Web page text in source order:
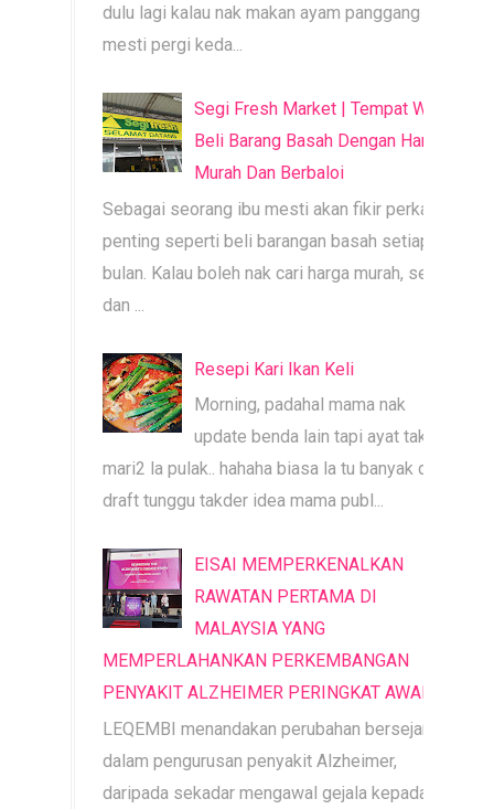
dulu lagi kalau nak makan ayam panggang
mesti pergi keda...
Segi Fresh Market | Tempat Wajib
Beli Barang Basah Dengan Harga
Murah Dan Berbaloi
Sebagai seorang ibu mesti akan fikir perkara
penting seperti beli barangan basah setiap
bulan. Kalau boleh nak cari harga murah, segar
dan ...
Resepi Kari Ikan Keli
Morning, padahal mama nak
update benda lain tapi ayat tak
mari2 la pulak.. hahaha biasa la tu banyak dah
draft tunggu takder idea mama publ...
EISAI MEMPERKENALKAN
RAWATAN PERTAMA DI
MALAYSIA YANG
MEMPERLAHANKAN PERKEMBANGAN
PENYAKIT ALZHEIMER PERINGKAT AWAL
LEQEMBI menandakan perubahan bersejarah
dalam pengurusan penyakit Alzheimer,
daripada sekadar mengawal gejala kepada